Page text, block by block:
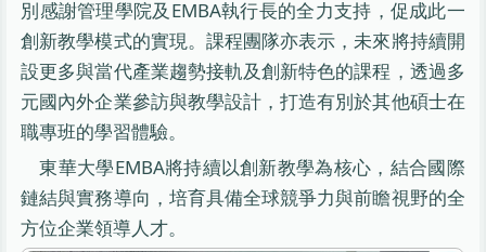
別感謝管理學院及EMBA執行長的全力支持，促成此一
創新教學模式的實現。課程團隊亦表示，未來將持續開
設更多與當代產業趨勢接軌及創新特色的課程，透過多
元國內外企業參訪與教學設計，打造有別於其他碩士在
職專班的學習體驗。
東華大學EMBA將持續以創新教學為核心，結合國際
鏈結與實務導向，培育具備全球競爭力與前瞻視野的全
方位企業領導人才。